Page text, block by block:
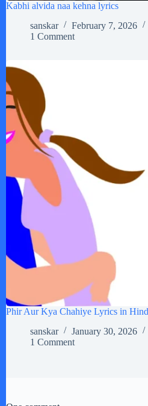
Kabhi alvida naa kehna lyrics
sanskar
February 7, 2026
1 Comment
Phir Aur Kya Chahiye Lyrics in
sanskar
January 30, 2026
1 Comment